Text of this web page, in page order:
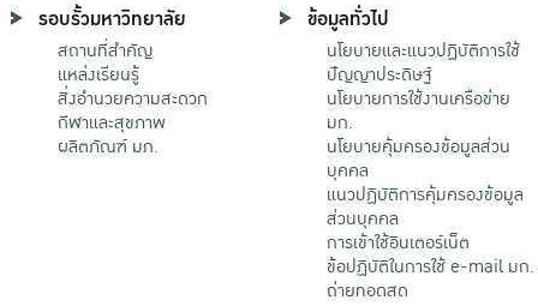
รอบรั้วมหาวิทยาลัย
สถานที่สำคัญ
แหล่งเรียนรู้
สิ่งอำนวยความสะดวก
กีฬาและสุขภาพ
ผลิตภัณฑ์ มก.
ข้อมูลทั่วไป
นโยบายและแนวปฏิบัติการใช้
ปัญญาประดิษฐ์
นโยบายการใช้งานเครือข่าย
มก.
นโยบายคุ้มครองข้อมูลส่วน
บุคคล
แนวปฏิบัติการคุ้มครองข้อมูล
ส่วนบุคคล
การเข้าใช้อินเตอร์เน็ต
ข้อปฏิบัติในการใช้ e-mail มก.
ถ่ายทอดสด